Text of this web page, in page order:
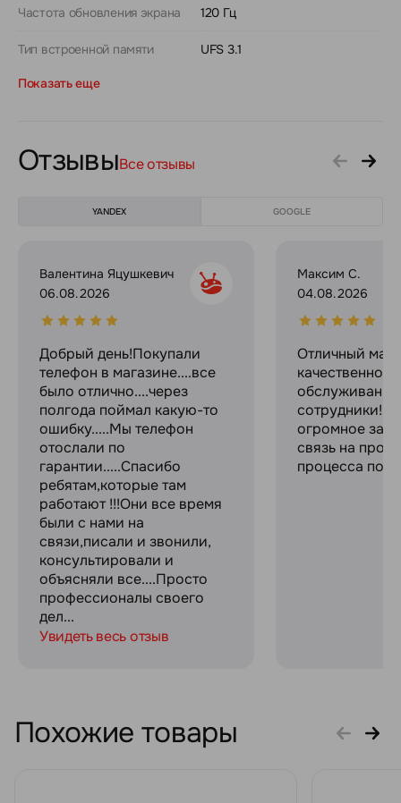
Частота обновления экрана 120 Гц
Тип встроенной памяти UFS 3.1
Показать еще
ОтзывыВсе отзывы
YANDEX GOOGLE
Валентина Яцушкевич
06.08.2026
Добрый день!Покупали
телефон в магазине....все
было отлично....через
полгода поймал какую-то
ошибку.....Мы телефон
отослали по
гарантии.....Спасибо
ребятам,которые там
работают !!!Они все время
были с нами на
связи,писали и звонили,
консультировали и
объясняли все....Просто
профессионалы своего
дел...
Увидеть весь отзыв
Максим С.
04.08.2026
Отличный
качественное
сотрудники!
огромное за
связь на
процесса
Похожие товары